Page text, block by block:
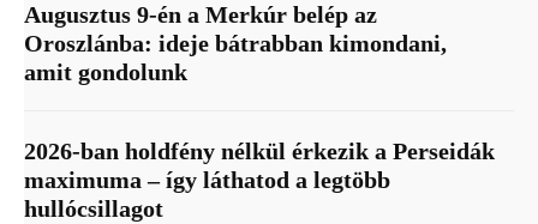
Augusztus 9-én a Merkúr belép az
Oroszlánba: ideje bátrabban kimondani,
amit gondolunk
2026-ban holdfény nélkül érkezik a Perseidák
maximuma – így láthatod a legtöbb
hullócsillagot